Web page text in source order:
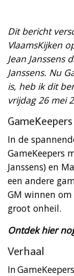
Dit bericht
VlaamsKijken
Jean Janssens
Janssens. Nu
is, heb ik dit
vrijdag 26 mei
GameKeepers
In de
GameKeepers
Janssens) en
een andere
GM winnen
groot onheil.
Ontdek hier
Verhaal
In